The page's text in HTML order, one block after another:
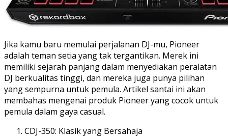
Jika kamu baru memulai perjalanan DJ-mu, Pioneer
adalah teman setia yang tak tergantikan. Merek ini
memiliki sejarah panjang dalam menyediakan peralatan
DJ berkualitas tinggi, dan mereka juga punya pilihan
yang sempurna untuk pemula. Artikel santai ini akan
membahas mengenai produk Pioneer yang cocok untuk
pemula dalam gaya casual.
CDJ-350: Klasik yang Bersahaja